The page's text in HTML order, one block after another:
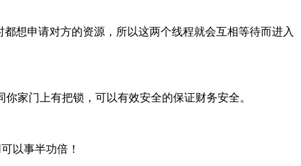
想申请对方的资源，所以这两个线程就会互相等待而进入
家门上有把锁，可以有效安全的保证财务安全。
以事半功倍！